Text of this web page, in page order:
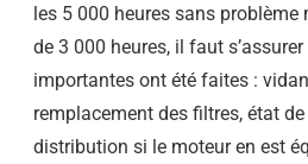
les 5 000 heures sans problème
de 3 000 heures, il faut
importantes ont été faites :
remplacement des filtres, état
distribution si le moteur en est